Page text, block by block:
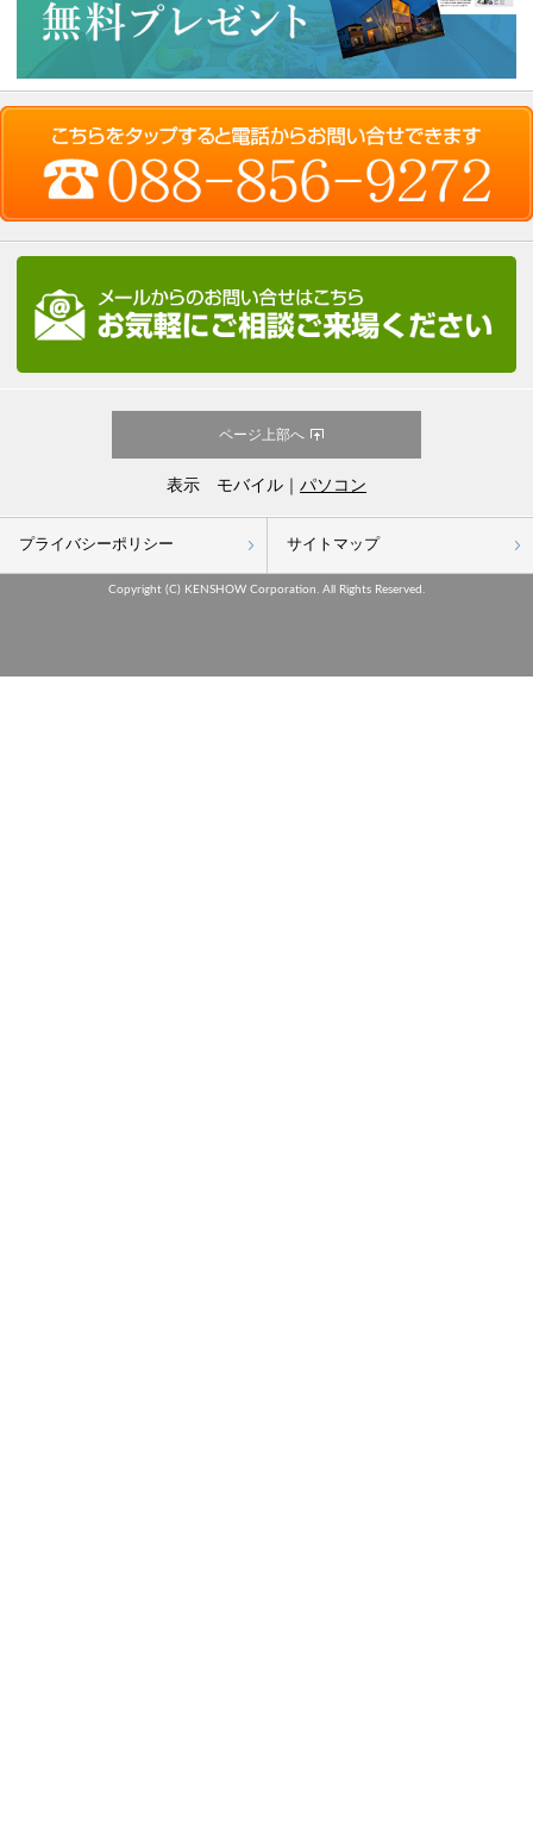
ページ上部へ
表示 モバイル｜ パソコン
プライバシーポリシー サイトマップ
Copyright (C) KENSHOW Corporation. All Rights Reserved.